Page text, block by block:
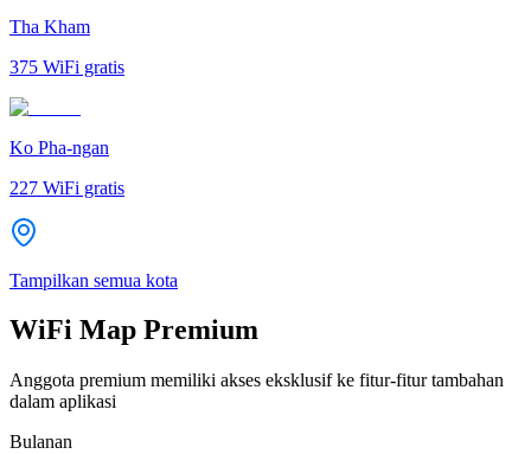
Tha Kham
375 WiFi gratis
Ko Pha-ngan
227 WiFi gratis
Tampilkan semua kota
WiFi Map Premium
Anggota premium memiliki akses eksklusif ke fitur-fitur tambahan
dalam aplikasi
Bulanan